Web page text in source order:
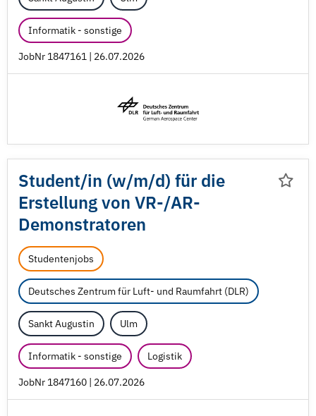
Informatik - sonstige
JobNr 1847161 | 26.07.2026
Student/in (w/m/d) für die
Erstellung von VR-/AR-
Demonstratoren
Studentenjobs
Deutsches Zentrum für Luft- und Raumfahrt (DLR)
Sankt Augustin Ulm
Informatik - sonstige Logistik
JobNr 1847160 | 26.07.2026